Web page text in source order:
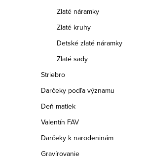
Zlaté náramky
Zlaté kruhy
Detské zlaté náramky
Zlaté sady
Striebro
Darčeky podľa významu
Deň matiek
Valentín FAV
Darčeky k narodeninám
Gravírovanie